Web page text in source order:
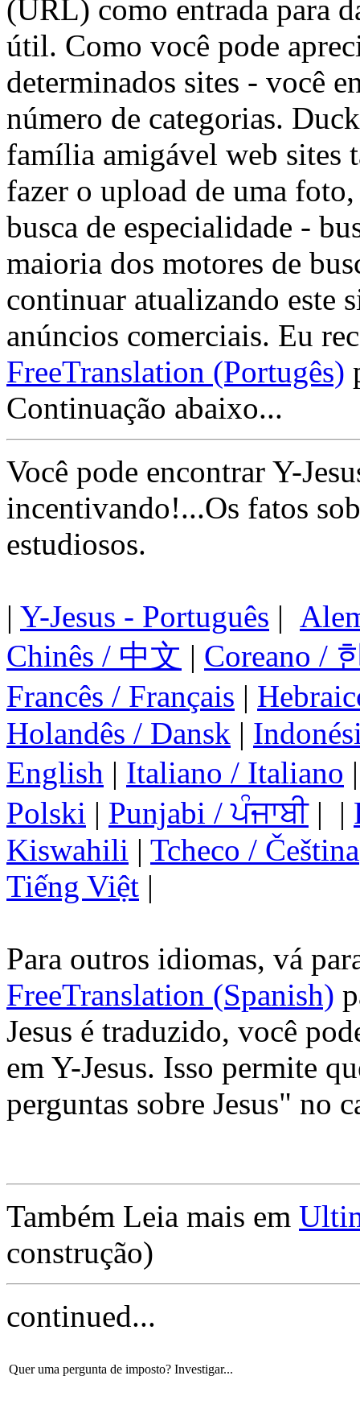
(URL) como entrada para
útil. Como você pode
determinados sites - você
número de categorias.
família amigável web sites
fazer o upload de uma
busca de especialidade -
maioria dos motores de
continuar atualizando este
anúncios comerciais. Eu
FreeTranslation (Portugês)
Continuação abaixo...
Você pode encontrar Y-
incentivando!...Os fatos
estudiosos.
| Y-Jesus - Português |
Chinês / 中文 | Coreano /
Francês / Français |
Holandês / Dansk |
English | Italiano / Italiano
Polski | Punjabi / ਪੰਜਾਬੀ| |
Kiswahili | Tcheco / Čeština
Tiếng Việt |
Para outros idiomas, vá
FreeTranslation (Spanish)
Jesus é traduzido, você
em Y-Jesus. Isso permite
perguntas sobre Jesus" no
Também Leia mais em
construção)
continued...
Quer uma pergunta de imposto? Investigar...